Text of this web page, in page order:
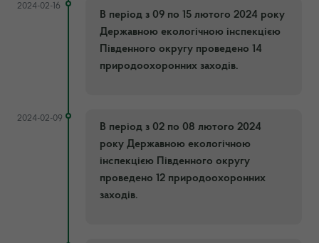
2024-02-16
В період з 09 по 15 лютого 2024 року
Державною екологічною інспекцією
Південного округу проведено 14
природоохоронних заходів.
2024-02-09
В період з 02 по 08 лютого 2024
року Державною екологічною
інспекцією Південного округу
проведено 12 природоохоронних
заходів.